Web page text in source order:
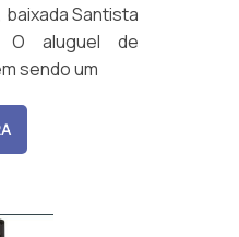
Santista
O aluguel de
sendo um